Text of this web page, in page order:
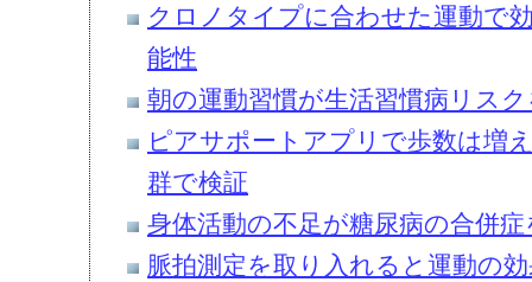
クロノタイプに合わせた運動で
能性
朝の運動習慣が生活習慣病リス
ピアサポートアプリで歩数は増
群で検証
身体活動の不足が糖尿病の合併
脈拍測定を取り入れると運動の